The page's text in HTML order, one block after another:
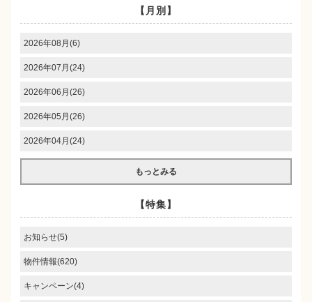
【月別】
2026年08月(6)
2026年07月(24)
2026年06月(26)
2026年05月(26)
2026年04月(24)
もっとみる
【特集】
お知らせ(5)
物件情報(620)
キャンペーン(4)